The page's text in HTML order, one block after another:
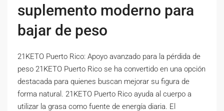
suplemento moderno para
bajar de peso
21KETO Puerto Rico: Apoyo avanzado para la pérdida de
peso 21KETO Puerto Rico se ha convertido en una opción
destacada para quienes buscan mejorar su figura de
forma natural. 21KETO Puerto Rico ayuda al cuerpo a
utilizar la grasa como fuente de energía diaria. El